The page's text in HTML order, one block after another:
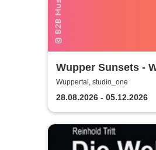
Wupper Sunsets -
No. 1 Rooftop Event
Wuppertal, studio_one
28.08.2026 - 05.12.2026